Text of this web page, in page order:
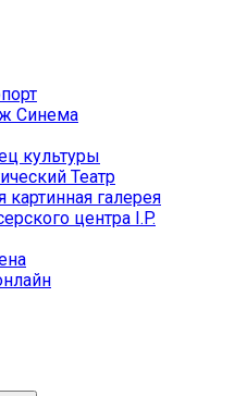
Синема
культуры
Театр
картинная галерея
центра I.P.